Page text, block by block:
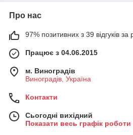
Про нас
97% позитивних з 39 відгуків за
Працює з 04.06.2015
м. Виноградів
Виноградів, Україна
Контакти
Сьогодні вихідний
Показати весь графік роботи